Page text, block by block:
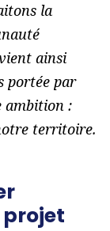
la
ainsi
portée par
ambition :
territoire.